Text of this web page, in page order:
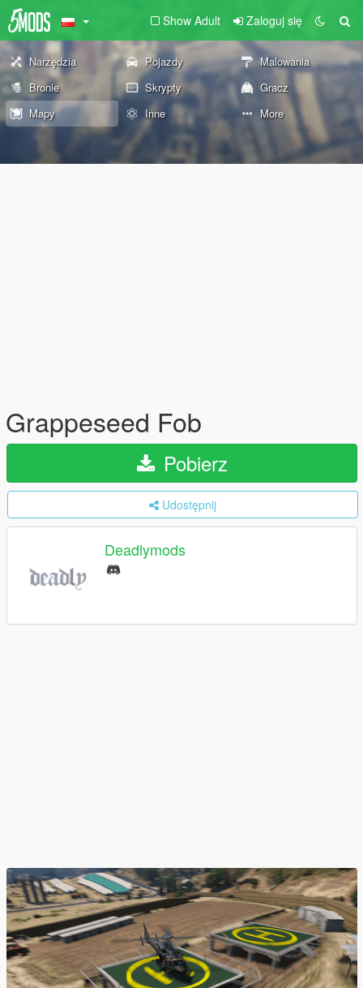
Show Adult Zaloguj się
Narzędzia Pojazdy
Malowania
Bronie
Skrypty
Gracz
Mapy
Inne More
Grappeseed Fob
Pobierz
Udostępnij
Deadlymods